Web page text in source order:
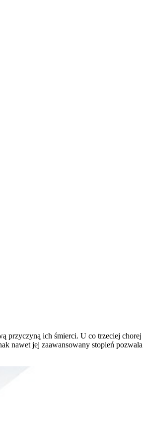
przyczyną ich śmierci. U co trzeciej chorej
nawet jej zaawansowany stopień pozwala